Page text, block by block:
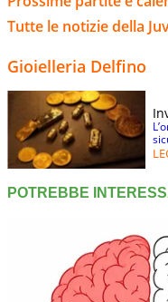
Tutte le notizie della
Gioielleria Delfino